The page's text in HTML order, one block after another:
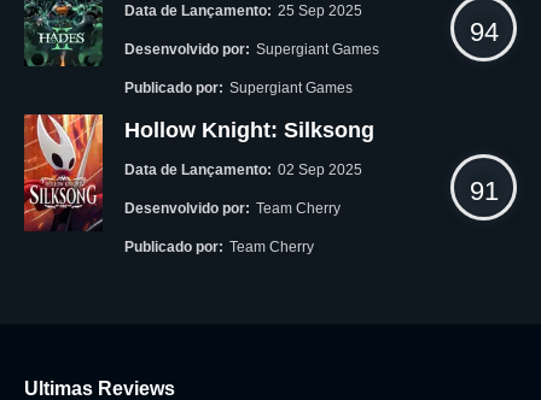
Data de Lançamento: 25 Sep 2025
Desenvolvido por: Supergiant Games
Publicado por: Supergiant Games
94
Hollow Knight: Silksong
Data de Lançamento: 02 Sep 2025
Desenvolvido por: Team Cherry
Publicado por: Team Cherry
91
Ultimas Reviews